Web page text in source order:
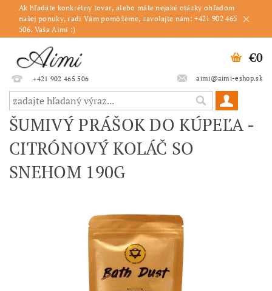
Ak hľadáte konkrétny tovar, alebo máte nejaké otázky ohľadom
našej ponuky, radi Vám pomôžeme, zavolajte nám: +421 902 465
506. Vaša Aimi :)
+421 902 465 506 aimi@aimi-eshop.sk
€0
ŠUMIVÝ PRÁŠOK DO KÚPEĽA -
CITRÓNOVÝ KOLÁČ SO
SNEHOM 190G